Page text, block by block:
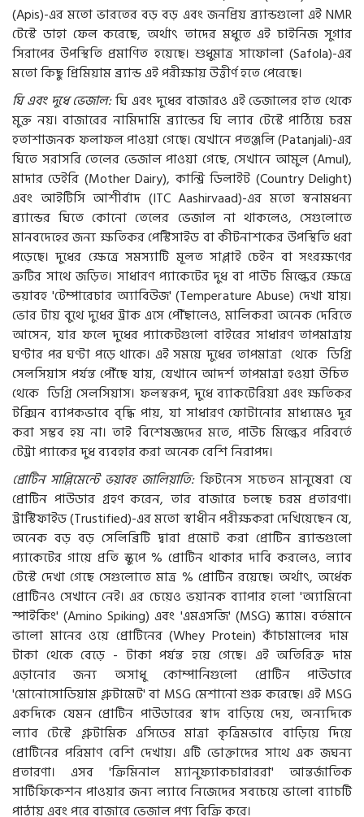
(Apis)-এর মতো ভারতের বড় বড় এবং জনপ্রিয় ব্র্যান্ডগুলো এই NMR
টেস্টে ডাহা ফেল করেছে, অর্থাৎ তাদের মধুতে এই চাইনিজ সুগার
সিরাপের উপস্থিতি প্রমাণিত হয়েছে। শুধুমাত্র সাফোলা (Safola)-এর
মতো কিছু প্রিমিয়াম ব্র্যান্ড এই পরীক্ষায় উত্তীর্ণ হতে পেরেছে।
ঘি এবং দুধে ভেজাল:ঘি এবং দুধের বাজারও এই ভেজালের হাত থেকে
মুক্ত নয়। বাজারের নামিদামি ব্র্যান্ডের ঘি ল্যাব টেস্টে পাঠিয়ে চরম
হতাশাজনক ফলাফল পাওয়া গেছে। যেখানে পতঞ্জলি (Patanjali)-এর
ঘিতে সরাসরি তেলের ভেজাল পাওয়া গেছে, সেখানে আমুল (Amul),
মাদার ডেইরি (Mother Dairy), কান্ট্রি ডিলাইট (Country Delight)
এবং আইটিসি আশীর্বাদ (ITC Aashirvaad)-এর মতো স্বনামধন্য
ব্র্যান্ডের ঘিতে কোনো তেলের ভেজাল না থাকলেও, সেগুলোতে
মানবদেহের জন্য ক্ষতিকর পেস্টিসাইড বা কীটনাশকের উপস্থিতি ধরা
পড়েছে। দুধের ক্ষেত্রে সমস্যাটি মূলত সাপ্লাই চেইন বা সংরক্ষণের
ত্রুটির সাথে জড়িত। সাধারণ প্যাকেটের দুধ বা পাউচ মিল্কের ক্ষেত্রে
ভয়াবহ 'টেম্পারেচার অ্যাবিউজ' (Temperature Abuse) দেখা যায়।
ভোর টায় বুথে দুধের ট্রাক এসে পৌঁছালেও, মালিকরা অনেক দেরিতে
আসেন, যার ফলে দুধের প্যাকেটগুলো বাইরের সাধারণ তাপমাত্রায়
ঘণ্টার পর ঘণ্টা পড়ে থাকে। এই সময়ে দুধের তাপমাত্রা থেকে ডিগ্রি
সেলসিয়াস পর্যন্ত পৌঁছে যায়, যেখানে আদর্শ তাপমাত্রা হওয়া উচিত
থেকে ডিগ্রি সেলসিয়াস। ফলস্বরূপ, দুধে ব্যাকটেরিয়া এবং ক্ষতিকর
টক্সিন ব্যাপকভাবে বৃদ্ধি পায়, যা সাধারণ ফোটানোর মাধ্যমেও দূর
করা সম্ভব হয় না। তাই বিশেষজ্ঞদের মতে, পাউচ মিল্কের পরিবর্তে
টেট্রা প্যাকের দুধ ব্যবহার করা অনেক বেশি নিরাপদ।
প্রোটিন সাপ্লিমেন্টে ভয়াবহ জালিয়াতি:ফিটনেস সচেতন মানুষেরা যে
প্রোটিন পাউডার গ্রহণ করেন, তার বাজারে চলছে চরম প্রতারণা।
ট্রাস্টিফাইড (Trustified)-এর মতো স্বাধীন পরীক্ষকরা দেখিয়েছেন যে,
অনেক বড় বড় সেলিব্রিটি দ্বারা প্রমোট করা প্রোটিন ব্র্যান্ডগুলো
প্যাকেটের গায়ে প্রতি স্কুপে % প্রোটিন থাকার দাবি করলেও, ল্যাব
টেস্টে দেখা গেছে সেগুলোতে মাত্র % প্রোটিন রয়েছে। অর্থাৎ, অর্ধেক
প্রোটিনও সেখানে নেই। এর চেয়েও ভয়ানক ব্যাপার হলো 'অ্যামিনো
স্পাইকিং' (Amino Spiking) এবং 'এমএসজি' (MSG) স্ক্যাম। বর্তমানে
ভালো মানের ওয়ে প্রোটিনের (Whey Protein) কাঁচামালের দাম
টাকা থেকে বেড়ে - টাকা পর্যন্ত হয়ে গেছে। এই অতিরিক্ত দাম
এড়ানোর জন্য অসাধু কোম্পানিগুলো প্রোটিন পাউডারে
'মোনোসোডিয়াম গ্লুটামেট' বা MSG মেশানো শুরু করেছে। এই MSG
একদিকে যেমন প্রোটিন পাউডারের স্বাদ বাড়িয়ে দেয়, অন্যদিকে
ল্যাব টেস্টে গ্লুটামিক এসিডের মাত্রা কৃত্রিমভাবে বাড়িয়ে দিয়ে
প্রোটিনের পরিমাণ বেশি দেখায়। এটি ভোক্তাদের সাথে এক জঘন্য
প্রতারণা। এসব 'ক্রিমিনাল ম্যানুফ্যাকচারাররা' আন্তর্জাতিক
সার্টিফিকেশন পাওয়ার জন্য ল্যাবে নিজেদের সবচেয়ে ভালো ব্যাচটি
পাঠায় এবং পরে বাজারে ভেজাল পণ্য বিক্রি করে।